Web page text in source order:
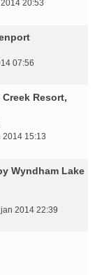
20:53
07:56
Resort,
2014 15:13
Wyndham Lake
2014 22:39